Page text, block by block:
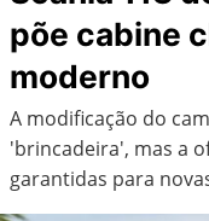
põe cabine
moderno
A modificação do
'brincadeira', mas a
garantidas para